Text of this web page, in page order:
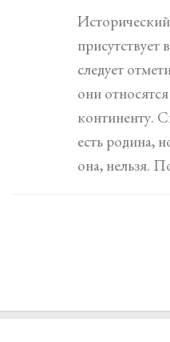
присутствует
следует
они
континенту.
есть родина,
она, нельзя.